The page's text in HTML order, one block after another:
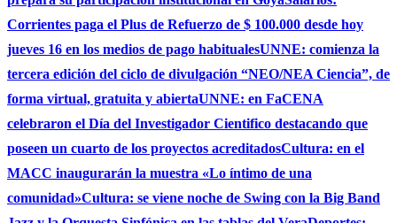
Corrientes paga el Plus de Refuerzo de $ 100.000 desde hoy
jueves 16 en los medios de pago habitualesUNNE: comienza la
tercera edición del ciclo de divulgación “NEO/NEA Ciencia”, de
forma virtual, gratuita y abiertaUNNE: en FaCENA
celebraron el Día del Investigador Cientifico destacando que
poseen un cuarto de los proyectos acreditadosCultura: en el
MACC inaugurarán la muestra «Lo íntimo de una
comunidad»Cultura: se viene noche de Swing con la Big Band